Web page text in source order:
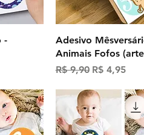
-
Visualização
Adesivo
Animais Fofos
Preço normal
R$ 9,90 Preço
R$ 4,95